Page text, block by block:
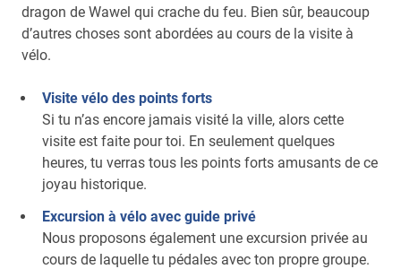
dragon de Wawel qui crache du feu. Bien sûr, beaucoup
d’autres choses sont abordées au cours de la visite à
vélo.
Visite vélo des points forts
Si tu n’as encore jamais visité la ville, alors cette
visite est faite pour toi. En seulement quelques
heures, tu verras tous les points forts amusants de ce
joyau historique.
Excursion à vélo avec guide privé
Nous proposons également une excursion privée au
cours de laquelle tu pédales avec ton propre groupe.